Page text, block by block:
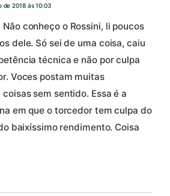
de 2018 às 10:03
conheço o Rossini, li poucos
dele. Só sei de uma coisa, caiu
técnica e não por culpa
Voces postam muitas
sem sentido. Essa é a
em que o torcedor tem culpa do
baixíssimo rendimento. Coisa